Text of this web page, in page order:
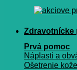
Zdravotnícke
Prvá pomoc
Náplasti a
Ošetrenie kože